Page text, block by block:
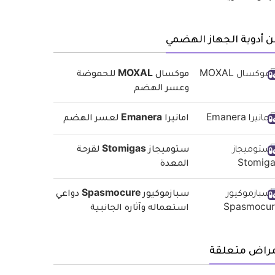
أدوية الجهاز الهضمي
موكسال MOXAL للحموضة
وعسر الهضم
امانيرا Emanera لعسر الهضم
ستوميجاز Stomigas لقرحة
المعدة
سبازموكيور Spasmocure دواعي
استعماله وآثاره الجانبية
متعلقة